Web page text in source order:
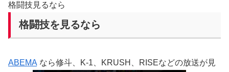
格闘技見るなら
格闘技を見るなら
ABEMA なら修斗、K-1、KRUSH、RISEなどの放送が見